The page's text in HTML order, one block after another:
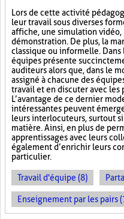
Lors de cette activité
leur travail sous diverses
affiche, une simulation
démonstration. De plus, la
classique ou informelle. Dans
équipes présente
auditeurs alors que, dans le
assigné à chacune des
travail et en discuter avec les
L’avantage de ce dernier
intéressantes peuvent
leurs interlocuteurs, surtout
matière. Ainsi, en plus de
apprentissages avec leurs
également d’enrichir leurs
particulier.
Travail d'équipe (8)
Enseignement par les pairs